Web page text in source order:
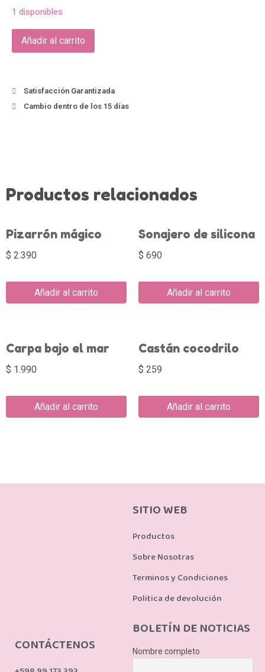
1 disponibles
Añadir al carrito
Satisfacción Garantizada
Cambio dentro de los 15 días
Productos relacionados
Pizarrón mágico
$ 2.390
Añadir al carrito
Sonajero de silicona
$ 690
Añadir al carrito
Carpa bajo el mar
$ 1.990
Añadir al carrito
Castán cocodrilo
$ 259
Añadir al carrito
SITIO WEB
Productos
Sobre Nosotras
Terminos y Condiciones
Politica de devolución
CONTÁCTENOS
BOLETÍN DE NOTICIAS
Nombre completo